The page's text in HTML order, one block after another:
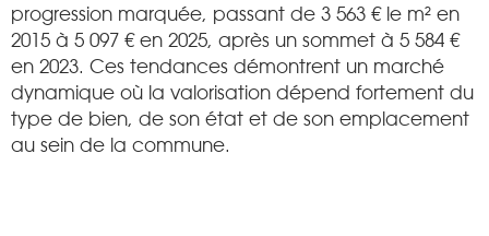
progression marquée, passant de 3 563 € le m² en
2015 à 5 097 € en 2025, après un sommet à 5 584 €
en 2023. Ces tendances démontrent un marché
dynamique où la valorisation dépend fortement du
type de bien, de son état et de son emplacement
au sein de la commune.